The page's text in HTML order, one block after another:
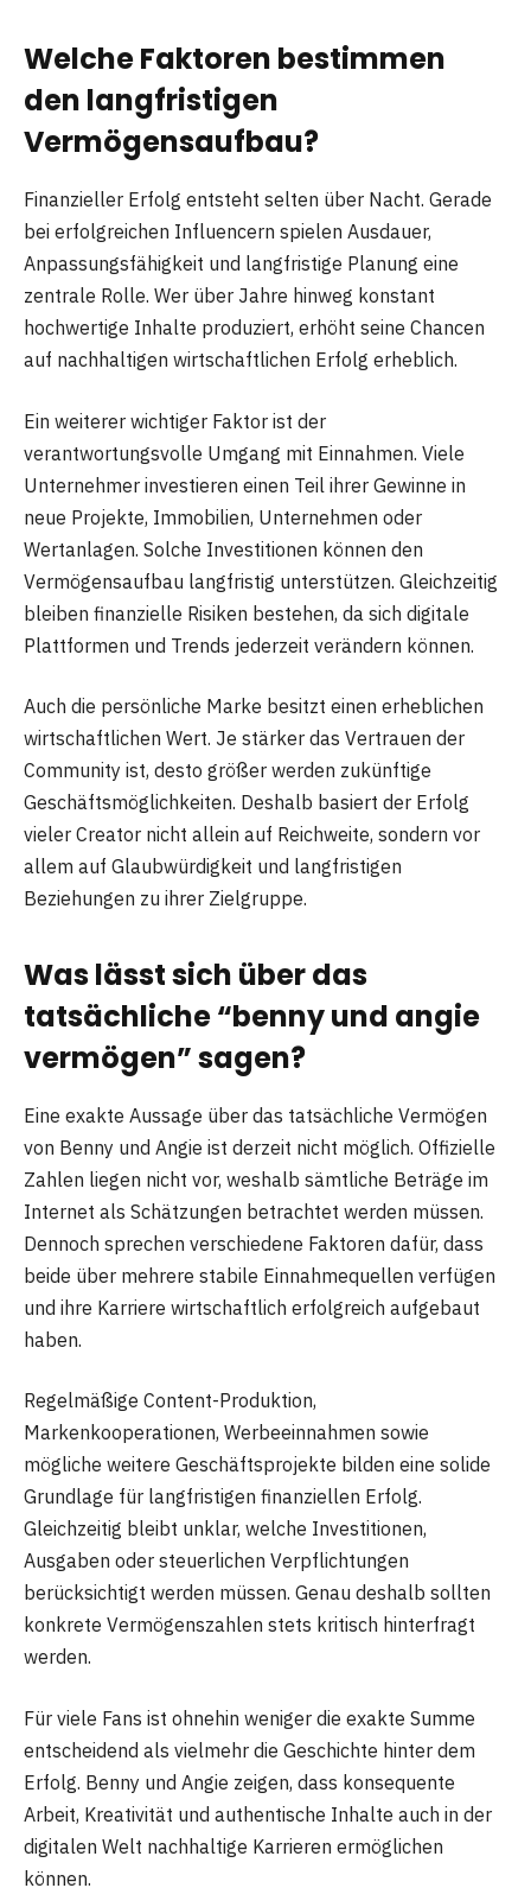
Welche Faktoren bestimmen
den langfristigen
Vermögensaufbau?
Finanzieller Erfolg entsteht selten über Nacht. Gerade
bei erfolgreichen Influencern spielen Ausdauer,
Anpassungsfähigkeit und langfristige Planung eine
zentrale Rolle. Wer über Jahre hinweg konstant
hochwertige Inhalte produziert, erhöht seine Chancen
auf nachhaltigen wirtschaftlichen Erfolg erheblich.
Ein weiterer wichtiger Faktor ist der
verantwortungsvolle Umgang mit Einnahmen. Viele
Unternehmer investieren einen Teil ihrer Gewinne in
neue Projekte, Immobilien, Unternehmen oder
Wertanlagen. Solche Investitionen können den
Vermögensaufbau langfristig unterstützen. Gleichzeitig
bleiben finanzielle Risiken bestehen, da sich digitale
Plattformen und Trends jederzeit verändern können.
Auch die persönliche Marke besitzt einen erheblichen
wirtschaftlichen Wert. Je stärker das Vertrauen der
Community ist, desto größer werden zukünftige
Geschäftsmöglichkeiten. Deshalb basiert der Erfolg
vieler Creator nicht allein auf Reichweite, sondern vor
allem auf Glaubwürdigkeit und langfristigen
Beziehungen zu ihrer Zielgruppe.
Was lässt sich über das
tatsächliche“benny und angie
vermögen”sagen?
Eine exakte Aussage über das tatsächliche Vermögen
von Benny und Angie ist derzeit nicht möglich. Offizielle
Zahlen liegen nicht vor, weshalb sämtliche Beträge im
Internet als Schätzungen betrachtet werden müssen.
Dennoch sprechen verschiedene Faktoren dafür, dass
beide über mehrere stabile Einnahmequellen verfügen
und ihre Karriere wirtschaftlich erfolgreich aufgebaut
haben.
Regelmäßige Content-Produktion,
Markenkooperationen, Werbeeinnahmen sowie
mögliche weitere Geschäftsprojekte bilden eine solide
Grundlage für langfristigen finanziellen Erfolg.
Gleichzeitig bleibt unklar, welche Investitionen,
Ausgaben oder steuerlichen Verpflichtungen
berücksichtigt werden müssen. Genau deshalb sollten
konkrete Vermögenszahlen stets kritisch hinterfragt
werden.
Für viele Fans ist ohnehin weniger die exakte Summe
entscheidend als vielmehr die Geschichte hinter dem
Erfolg. Benny und Angie zeigen, dass konsequente
Arbeit, Kreativität und authentische Inhalte auch in der
digitalen Welt nachhaltige Karrieren ermöglichen
können.